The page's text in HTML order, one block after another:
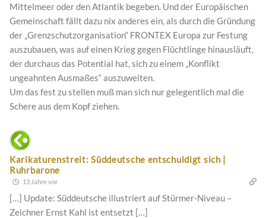
Mittelmeer oder den Atlantik begeben. Und der Europäischen
Gemeinschaft fällt dazu nix anderes ein, als durch die Gründung
der „Grenzschutzorganisation“ FRONTEX Europa zur Festung
auszubauen, was auf einen Krieg gegen Flüchtlinge hinausläuft,
der durchaus das Potential hat, sich zu einem „Konflikt
ungeahnten Ausmaßes“ auszuweiten.
Um das fest zu stellen muß man sich nur gelegentlich mal die
Schere aus dem Kopf ziehen.
Karikaturenstreit: Süddeutsche entschuldigt sich |
Ruhrbarone
13 Jahre vor
[…] Update: Süddeutsche illustriert auf Stürmer-Niveau –
Zeichner Ernst Kahl ist entsetzt […]